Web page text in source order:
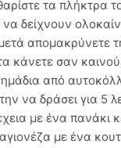
τα πλήκτρα
δείχνουν
απομακρύνετε
κάνετε σαν
από
να δράσει για
με ένα πανάκι
με ένα